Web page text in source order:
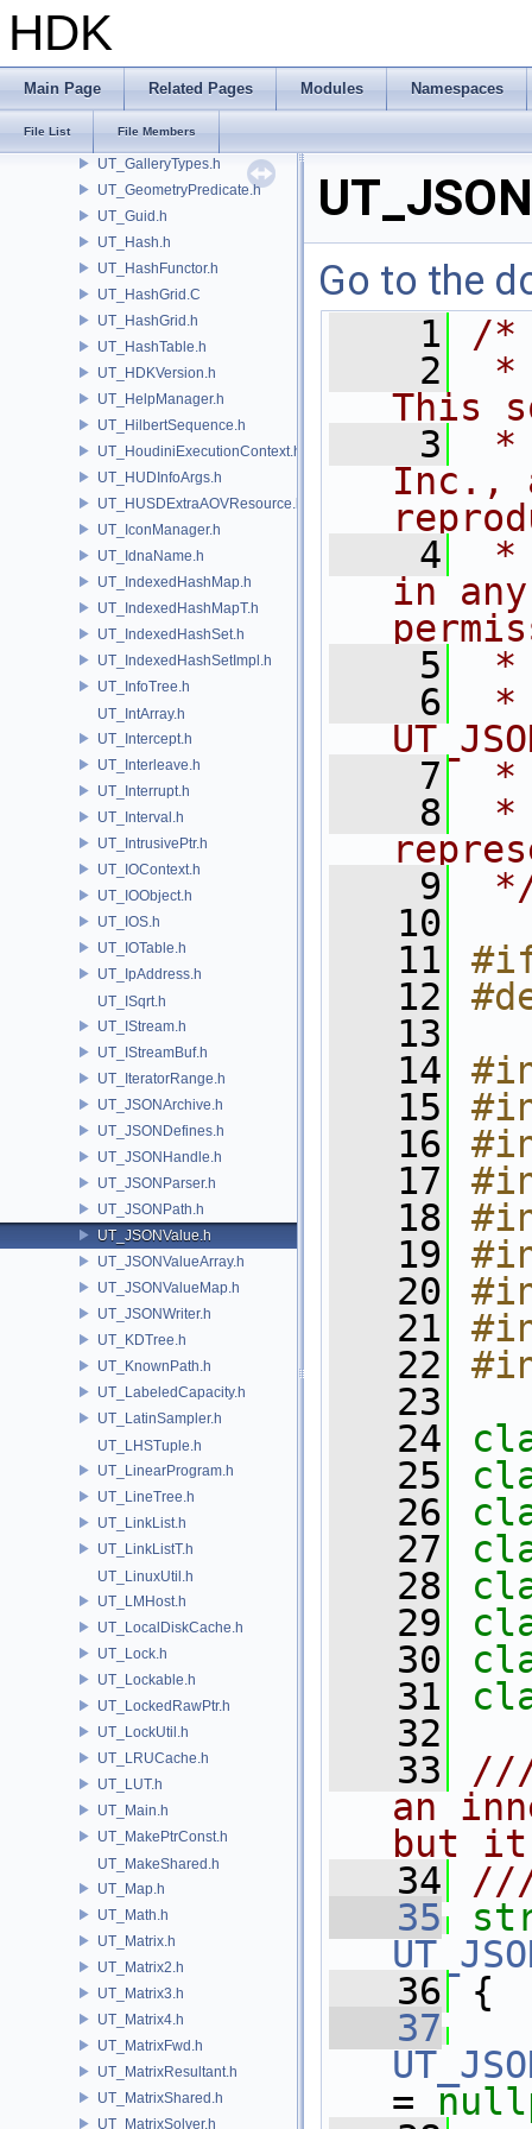
HDK
Main Page Related Pages Modules Namespaces
File List File Members
UT_FSATable.h
UT_Functor.C
UT_Functor.h
UT_GalleryDataSource.h
UT_GalleryTypes.h
UT_GeometryPredicate.h
UT_Guid.h
UT_Hash.h
UT_HashFunctor.h
UT_HashGrid.C
UT_HashGrid.h
UT_HashTable.h
UT_HDKVersion.h
UT_HelpManager.h
UT_HilbertSequence.h
UT_HoudiniExecutionContext.h
UT_HUDInfoArgs.h
UT_HUSDExtraAOVResource.h
UT_IconManager.h
UT_IdnaName.h
UT_IndexedHashMap.h
UT_IndexedHashMapT.h
UT_IndexedHashSet.h
UT_IndexedHashSetImpl.h
UT_InfoTree.h
UT_IntArray.h
UT_Intercept.h
UT_Interleave.h
UT_Interrupt.h
UT_Interval.h
UT_IntrusivePtr.h
UT_IOContext.h
UT_IOObject.h
UT_IOS.h
UT_IOTable.h
UT_IpAddress.h
UT_ISqrt.h
UT_IStream.h
UT_IStreamBuf.h
UT_IteratorRange.h
UT_JSONArchive.h
UT_JSONDefines.h
UT_JSONHandle.h
UT_JSONParser.h
UT_JSONPath.h
UT_JSONValue.h
UT_JSONValueArray.h
UT_JSONValueMap.h
UT_JSONWriter.h
UT_KDTree.h
UT_KnownPath.h
UT_LabeledCapacity.h
UT_LatinSampler.h
UT_LHSTuple.h
UT_LinearProgram.h
UT_LineTree.h
UT_LinkList.h
UT_LinkListT.h
UT_LinuxUtil.h
UT_LMHost.h
UT_LocalDiskCache.h
UT_Lock.h
UT_Lockable.h
UT_LockedRawPtr.h
UT_LockUtil.h
UT_LRUCache.h
UT_LUT.h
UT_Main.h
UT_MakePtrConst.h
UT_MakeShared.h
UT_Map.h
UT_Math.h
UT_Matrix.h
UT_Matrix2.h
UT_Matrix3.h
UT_Matrix4.h
UT_MatrixFwd.h
UT_MatrixResultant.h
UT_MatrixShared.h
UT_MatrixSolver.h
Go to the
    1
/*
    2
*
This
    3
*
Inc.,
    4
*
in
    5
*
    6
*
    7
*
    8
*
    9
   10
   11
   12
   13
   14
   15
   16
   17
   18
   19
   20
   21
   22
   23
   24
   25
   26
   27
   28
   29
   30
   31
   32
   33
///
an
but it
   34
///
   35
   36
{
   37
=